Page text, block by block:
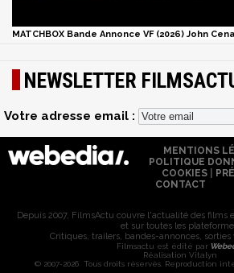
MATCHBOX Bande Annonce VF (2026) John
NEWSLETTER
Votre adresse email :
MENTIONS
POLITIQUE
COOKIES
CONTACT
Depuis 2007, FilmsActu couvre l'actualité des films
et sur toutes les
Critiques, trailers, bandes-annonces,
Filmsactu est édité par
Réalisation Vitalyn
© 2007-2026 Tous droits réservés. Reproduction